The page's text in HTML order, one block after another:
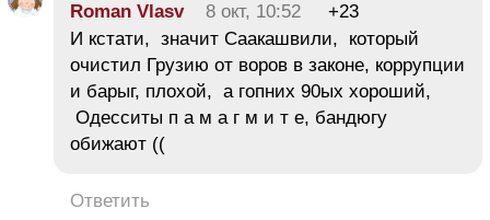
Roman Vlasv 8 окт, 10:52
+23
И кстати, значит Саакашвили, который
очистил Грузию от воров в законе, коррупции
и барыг, плохой, а гопних 90ых хороший,
Одесситы п а м а г м и т е, бандюгу
обижают ((
Ответить